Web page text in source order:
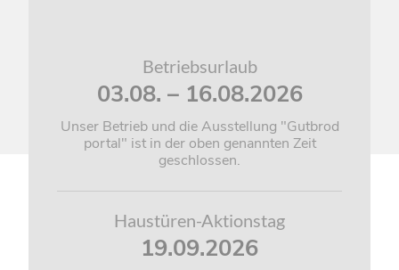
Betriebsurlaub
03.08. – 16.08.2026
Unser Betrieb und die Ausstellung "Gutbrod
portal" ist in der oben genannten Zeit
geschlossen.
Haustüren-Aktionstag
19.09.2026